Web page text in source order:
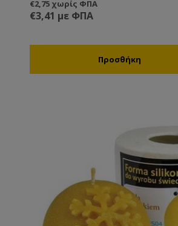
€2,75 χωρίς ΦΠΑ
€3,41 με ΦΠΑ